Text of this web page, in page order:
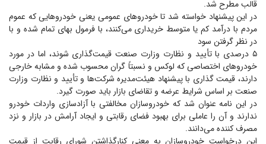
قالب مطرح شد.
در این پیشنهاد خواسته شد تا خودرو‌های عمومی یعنی خودرو‌هایی که عموم
مردم با درآمد کم یا متوسط خریداری می‌کنند، با فرمول بهای تمام شده و با
در نظر گرفتن سود
۵ درصدی با تأیید و نظارت وزارت صنعت قیمت‌گذاری شوند، اما در مورد
خودرو‌های اختصاصی که لوکس و نسبتاً گران محسوب شده و مشابه خارجی
دارند، قیمت گذاری با پیشنهاد هیئت‌مدیره شرکت‌ها و تأیید و نظارت وزارت
صنعت بر اساس شرایط عرضه و تقاضای بازار باید صورت گیرد.
در این نامه عنوان شد که خودروسازان مخالفتی با آزادسازی واردات خودرو
ندارند و آن را عاملی برای بهبود فضای رقابتی و ایجاد آرامش در بازار و نزد
مصرف کننده می‌دانند.
این درخواست خودروسازان به معنی کنارگذاشتن شورای رقابت از قیمت